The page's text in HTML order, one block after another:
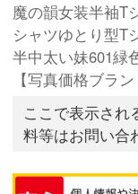
魔の韻女装半袖T
シャツゆとり型T
半中太い妹601緑
【写真価格ブラ
ここで表示され
料等はお問い合